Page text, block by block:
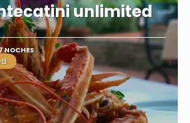
unlimited
NOCHES